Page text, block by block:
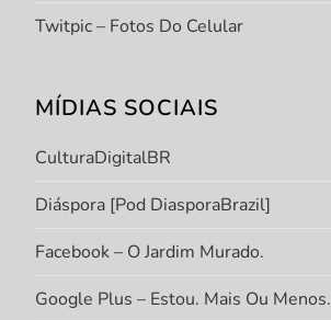
Twitpic – Fotos Do Celular
MÍDIAS SOCIAIS
CulturaDigitalBR
Diáspora [Pod DiasporaBrazil]
Facebook – O Jardim Murado.
Google Plus – Estou. Mais Ou Menos.